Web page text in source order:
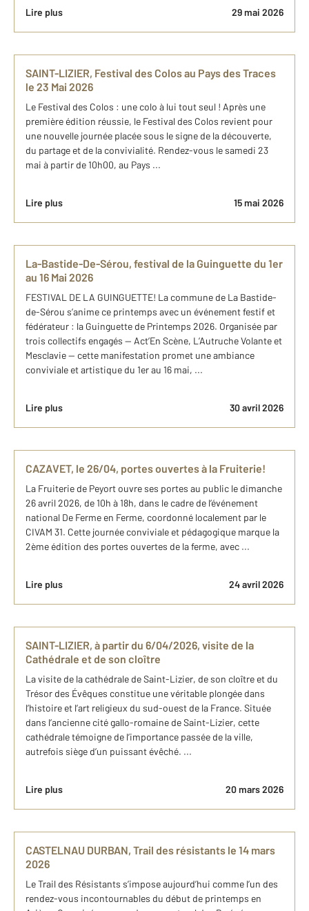
Lire plus 29 mai 2026
SAINT-LIZIER, Festival des Colos au Pays des Traces
le 23 Mai 2026
Le Festival des Colos : une colo à lui tout seul ! Après une
première édition réussie, le Festival des Colos revient pour
une nouvelle journée placée sous le signe de la découverte,
du partage et de la convivialité. Rendez-vous le samedi 23
mai à partir de 10h00, au Pays ...
Lire plus 15 mai 2026
La-Bastide-De-Sérou, festival de la Guinguette du 1er
au 16 Mai 2026
FESTIVAL DE LA GUINGUETTE! La commune de La Bastide-
de-Sérou s’anime ce printemps avec un événement festif et
fédérateur : la Guinguette de Printemps 2026. Organisée par
trois collectifs engagés — Act’En Scène, L’Autruche Volante et
Mesclavie — cette manifestation promet une ambiance
conviviale et artistique du 1er au 16 mai, ...
Lire plus 30 avril 2026
CAZAVET, le 26/04, portes ouvertes à la Fruiterie!
La Fruiterie de Peyort ouvre ses portes au public le dimanche
26 avril 2026, de 10h à 18h, dans le cadre de l’événement
national De Ferme en Ferme, coordonné localement par le
CIVAM 31. Cette journée conviviale et pédagogique marque la
2ème édition des portes ouvertes de la ferme, avec ...
Lire plus 24 avril 2026
SAINT-LIZIER, à partir du 6/04/2026, visite de la
Cathédrale et de son cloître
La visite de la cathédrale de Saint-Lizier, de son cloître et du
Trésor des Évêques constitue une véritable plongée dans
l’histoire et l’art religieux du sud-ouest de la France. Située
dans l’ancienne cité gallo-romaine de Saint-Lizier, cette
cathédrale témoigne de l’importance passée de la ville,
autrefois siège d’un puissant évêché. ...
Lire plus 20 mars 2026
CASTELNAU DURBAN, Trail des résistants le 14 mars
2026
Le Trail des Résistants s’impose aujourd’hui comme l’un des
rendez-vous incontournables du début de printemps en